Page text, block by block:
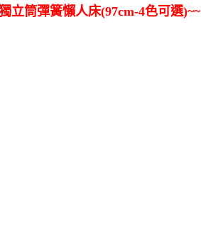
立筒彈簧懶人床(97cm-4色可選)~~